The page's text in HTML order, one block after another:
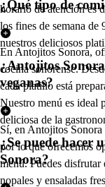
horario de atención es
los fines de semana de
nuestros deliciosos
¿Qué tipo de
En Antojitos Sonora,
cocina sonorense.
cada platillo está
Nuestro menú es ideal
deliciosa de la
¿Antojitos
veganas?
Sí, en Antojitos Sonora
por lo que ofrecemos
menú. Puedes disfrutar
nopales y ensaladas
¿Se puede hacer
Sonora?